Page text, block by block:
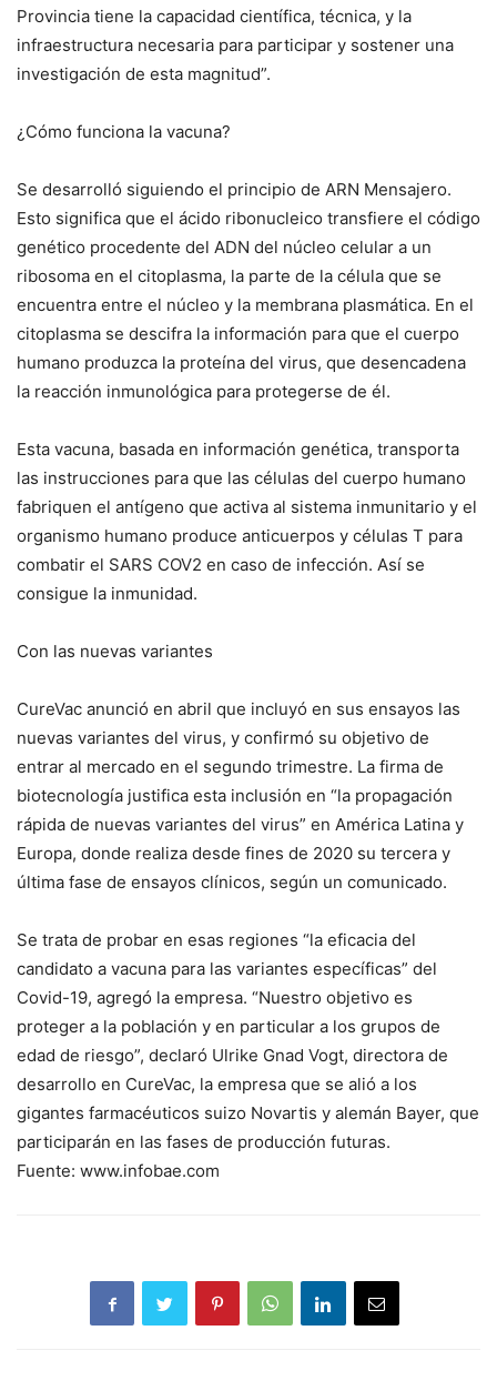
Provincia tiene la capacidad científica, técnica, y la
infraestructura necesaria para participar y sostener una
investigación de esta magnitud”.
¿Cómo funciona la vacuna?
Se desarrolló siguiendo el principio de ARN Mensajero.
Esto significa que el ácido ribonucleico transfiere el código
genético procedente del ADN del núcleo celular a un
ribosoma en el citoplasma, la parte de la célula que se
encuentra entre el núcleo y la membrana plasmática. En el
citoplasma se descifra la información para que el cuerpo
humano produzca la proteína del virus, que desencadena
la reacción inmunológica para protegerse de él.
Esta vacuna, basada en información genética, transporta
las instrucciones para que las células del cuerpo humano
fabriquen el antígeno que activa al sistema inmunitario y el
organismo humano produce anticuerpos y células T para
combatir el SARS COV2 en caso de infección. Así se
consigue la inmunidad.
Con las nuevas variantes
CureVac anunció en abril que incluyó en sus ensayos las
nuevas variantes del virus, y confirmó su objetivo de
entrar al mercado en el segundo trimestre. La firma de
biotecnología justifica esta inclusión en “la propagación
rápida de nuevas variantes del virus” en América Latina y
Europa, donde realiza desde fines de 2020 su tercera y
última fase de ensayos clínicos, según un comunicado.
Se trata de probar en esas regiones “la eficacia del
candidato a vacuna para las variantes específicas” del
Covid-19, agregó la empresa. “Nuestro objetivo es
proteger a la población y en particular a los grupos de
edad de riesgo”, declaró Ulrike Gnad Vogt, directora de
desarrollo en CureVac, la empresa que se alió a los
gigantes farmacéuticos suizo Novartis y alemán Bayer, que
participarán en las fases de producción futuras.
Fuente: www.infobae.com